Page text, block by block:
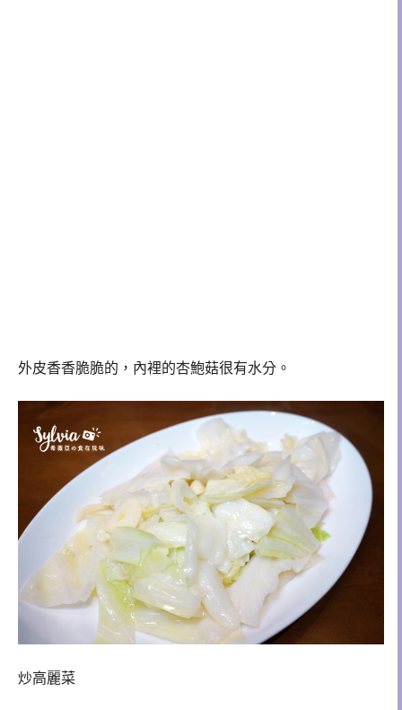
外皮香香脆脆的，內裡的杏鮑菇很有水分。
炒高麗菜